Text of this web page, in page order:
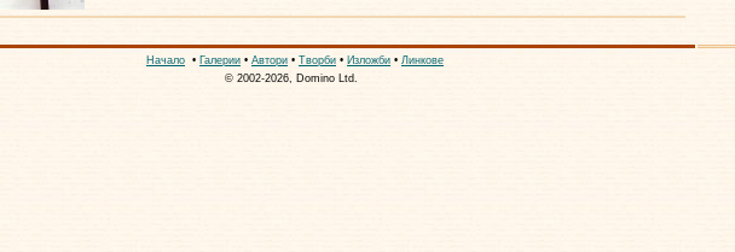
Начало • Галерии • Автори • Творби • Изложби • Линкове
© 2002-2026, Domino Ltd.